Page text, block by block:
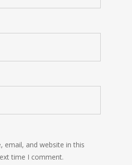
email, and website in this
time I comment.